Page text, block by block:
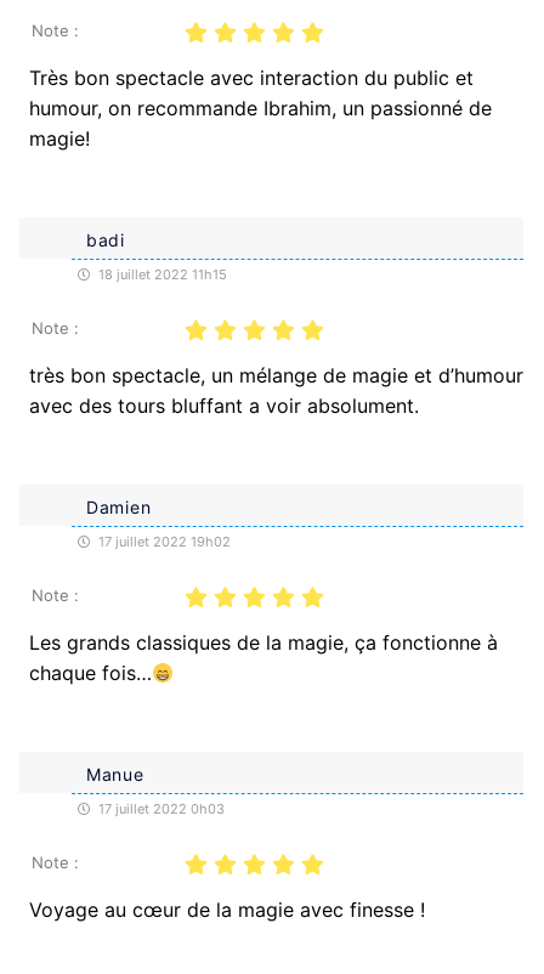
Note :
Très bon spectacle avec interaction du public et
humour, on recommande Ibrahim, un passionné de
magie!
badi
18 juillet 2022 11h15
Note :
très bon spectacle, un mélange de magie et d’humour
avec des tours bluffant a voir absolument.
Damien
17 juillet 2022 19h02
Note :
Les grands classiques de la magie, ça fonctionne à
chaque fois…
Manue
17 juillet 2022 0h03
Note :
Voyage au cœur de la magie avec finesse !